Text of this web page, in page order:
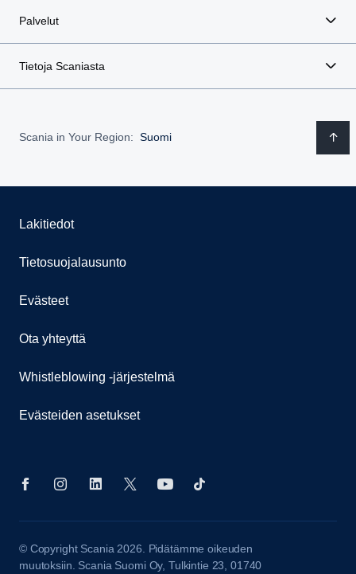
Palvelut
Tietoja Scaniasta
Scania in Your Region: Suomi
Lakitiedot
Tietosuojalausunto
Evästeet
Ota yhteyttä
Whistleblowing -järjestelmä
Evästeiden asetukset
© Copyright Scania 2026. Pidätämme oikeuden
muutoksiin. Scania Suomi Oy, Tulkintie 23, 01740